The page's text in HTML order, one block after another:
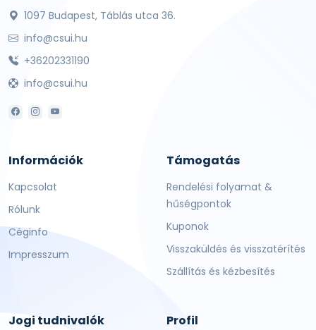
1097 Budapest, Táblás utca 36.
info@csui.hu
+36202331190
info@csui.hu
Információk
Kapcsolat
Rólunk
Céginfo
Impresszum
Támogatás
Rendelési folyamat &
hűségpontok
Kuponok
Visszaküldés és visszatérítés
Szállítás és kézbesítés
Jogi tudnivalók Profil